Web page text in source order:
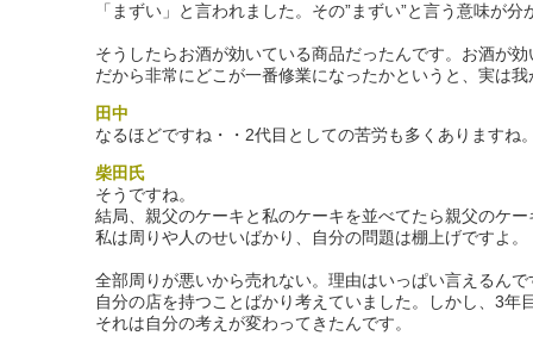
「まずい」と言われました。その”まずい”と言う意味が
そうしたらお酒が効いている商品だったんです。お酒が
だから非常にどこが一番修業になったかというと、実は
田中
なるほどですね・・2代目としての苦労も多くありますね
柴田氏
そうですね。
結局、親父のケーキと私のケーキを並べてたら親父のケ
私は周りや人のせいばかり、自分の問題は棚上げですよ。
全部周りが悪いから売れない。理由はいっぱい言えるん
自分の店を持つことばかり考えていました。しかし、3
それは自分の考えが変わってきたんです。